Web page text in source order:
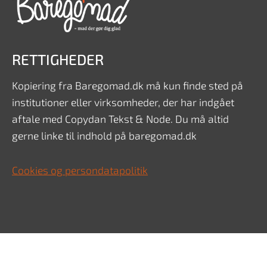
RETTIGHEDER
Kopiering fra Baregomad.dk må kun finde sted på
institutioner eller virksomheder, der har indgået
aftale med Copydan Tekst & Node. Du må altid
gerne linke til indhold på baregomad.dk
Cookies og persondatapolitik